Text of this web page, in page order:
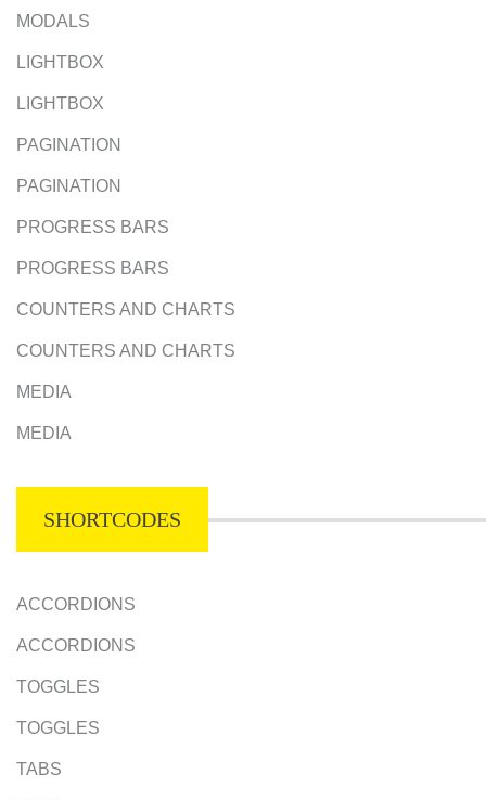
MODALS
LIGHTBOX
LIGHTBOX
PAGINATION
PAGINATION
PROGRESS BARS
PROGRESS BARS
COUNTERS AND CHARTS
COUNTERS AND CHARTS
MEDIA
MEDIA
SHORTCODES
ACCORDIONS
ACCORDIONS
TOGGLES
TOGGLES
TABS